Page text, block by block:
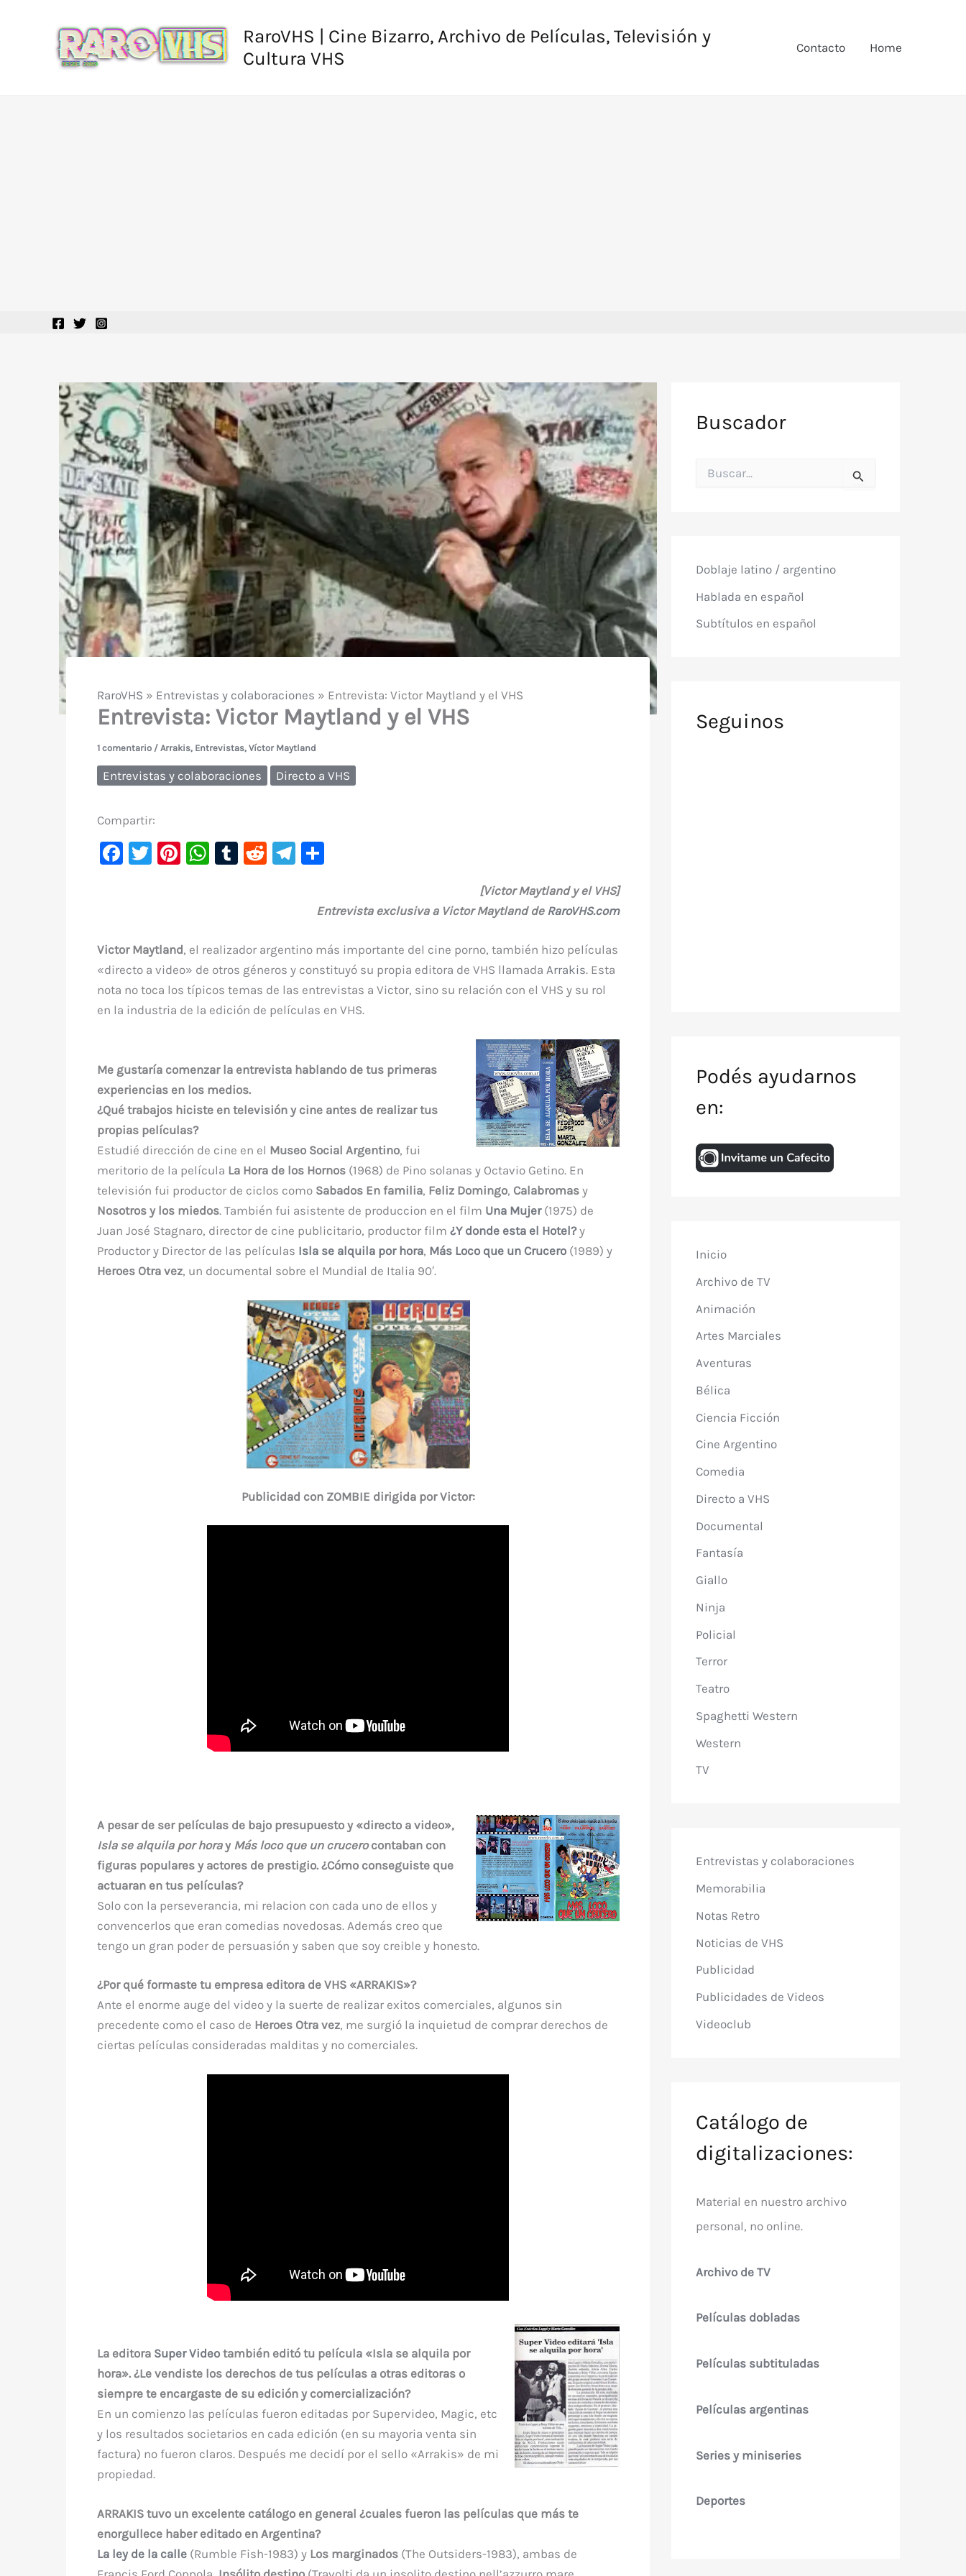
RaroVHS | Cine Bizarro, Archivo de Películas, Televisión y
Cultura VHS
Contacto Home
RaroVHS » Entrevistas y colaboraciones » Entrevista: Victor Maytland y el VHS
Entrevista: Victor Maytland y el VHS
1 comentario / Arrakis, Entrevistas, Víctor Maytland
Entrevistas y colaboraciones Directo a VHS
Compartir:
F
b
o
o
k
T
r
Pi
st
W
A
p
p
T
r
R
t
Te
m
C
m
p
ar
ti
r
[Victor Maytland y el VHS]
Entrevista exclusiva a Victor Maytland de RaroVHS.com
Victor Maytland, el realizador argentino más importante del cine porno, también hizo películas
«directo a video» de otros géneros y constituyó su propia editora de VHS llamada Arrakis. Esta
nota no toca los típicos temas de las entrevistas a Victor, sino su relación con el VHS y su rol
en la industria de la edición de películas en VHS.
Me gustaría comenzar la entrevista hablando de tus primeras
experiencias en los medios.
¿Qué trabajos hiciste en televisión y cine antes de realizar tus
propias películas?
Estudié dirección de cine en el Museo Social Argentino, fui
meritorio de la película La Hora de los Hornos(1968) de Pino solanas y Octavio Getino. En
televisión fui productor de ciclos como Sabados En familia, Feliz Domingo, Calabromasy
Nosotros y los miedos. También fui asistente de produccion en el film Una Mujer (1975) de
Juan José Stagnaro, director de cine publicitario, productor film ¿Y donde esta el Hotel?y
Productor y Director de las películas Isla se alquila por hora, Más Loco que un Crucero(1989) y
Heroes Otra vez, un documental sobre el Mundial de Italia 90′.
Publicidad con ZOMBIE dirigida por Victor:
A pesar de ser películas de bajo presupuesto y «directo a video»,
Isla se alquila por horay Más loco que un crucerocontaban con
figuras populares y actores de prestigio. ¿Cómo conseguiste que
actuaran en tus películas?
Solo con la perseverancia, mi relacion con cada uno de ellos y
convencerlos que eran comedias novedosas. Además creo que
tengo un gran poder de persuasión y saben que soy creible y honesto.
¿Por qué formaste tu empresa editora de VHS «ARRAKIS»?
Ante el enorme auge del video y la suerte de realizar exitos comerciales, algunos sin
precedente como el caso de Heroes Otra vez, me surgió la inquietud de comprar derechos de
ciertas películas consideradas malditas y no comerciales.
La editora Super Videotambién editó tu película «Isla se alquila por
hora». ¿Le vendiste los derechos de tus películas a otras editoras o
siempre te encargaste de su edición y comercialización?
En un comienzo las películas fueron editadas por Supervideo, Magic, etc
y los resultados societarios en cada edición (en su mayoria venta sin
factura) no fueron claros. Después me decidí por el sello «Arrakis» de mi
propiedad.
ARRAKIS tuvo un excelente catálogo en general ¿cuales fueron las películas que más te
enorgullece haber editado en Argentina?
La ley de la calle(Rumble Fish-1983) y Los marginados(The Outsiders-1983), ambas de
Buscador
o
:
Doblaje latino / argentino
Hablada en español
Subtítulos en español
Seguinos
Podés ayudarnos
en:
Inicio
Archivo de TV
Animación
Artes Marciales
Aventuras
Bélica
Ciencia Ficción
Cine Argentino
Comedia
Directo a VHS
Documental
Fantasía
Giallo
Ninja
Policial
Terror
Teatro
Spaghetti Western
Western
TV
Entrevistas y colaboraciones
Memorabilia
Notas Retro
Noticias de VHS
Publicidad
Publicidades de Videos
Videoclub
Catálogo de
digitalizaciones:
Material en nuestro archivo
personal, no online.
Archivo de TV
Películas dobladas
Películas subtituladas
Películas argentinas
Series y miniseries
Deportes